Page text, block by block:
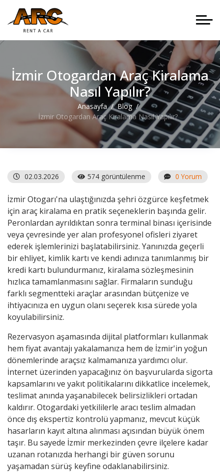
İzmir Otogardan Araç Kiralama
Nasıl Yapılır?
Anasayfa
Blog
İzmir Otogardan Araç Kiralama Nasıl Yapılır?
02.03.2026 574 görüntülenme 0 Yorum
İzmir Otogarı'na ulaştığınızda şehri özgürce keşfetmek
için araç kiralama en pratik seçeneklerin başında gelir.
Peronlardan ayrıldıktan sonra terminal binası içerisinde
veya çevresinde yer alan profesyonel ofisleri ziyaret
ederek işlemlerinizi başlatabilirsiniz. Yanınızda geçerli
bir ehliyet, kimlik kartı ve kendi adınıza tanımlanmış bir
kredi kartı bulundurmanız, kiralama sözleşmesinin
hızlıca tamamlanmasını sağlar. Firmaların sunduğu
farklı segmentteki araçlar arasından bütçenize ve
ihtiyacınıza en uygun olanı seçerek kısa sürede yola
koyulabilirsiniz.
Rezervasyon aşamasında dijital platformları kullanmak
hem fiyat avantajı yakalamanıza hem de İzmir'in yoğun
dönemlerinde araçsız kalmamanıza yardımcı olur.
İnternet üzerinden yapacağınız ön başvurularda sigorta
kapsamlarını ve yakıt politikalarını dikkatlice incelemek,
teslimat anında yaşanabilecek belirsizlikleri ortadan
kaldırır. Otogardaki yetkililerle aracı teslim almadan
önce dış ekspertiz kontrolü yapmanız, mevcut küçük
hasarların kayıt altına alınması açısından büyük önem
taşır. Bu sayede İzmir merkezinden çevre ilçelere kadar
uzanan rotanızda herhangi bir güven sorunu
yaşamadan sürüş keyfine odaklanabilirsiniz.